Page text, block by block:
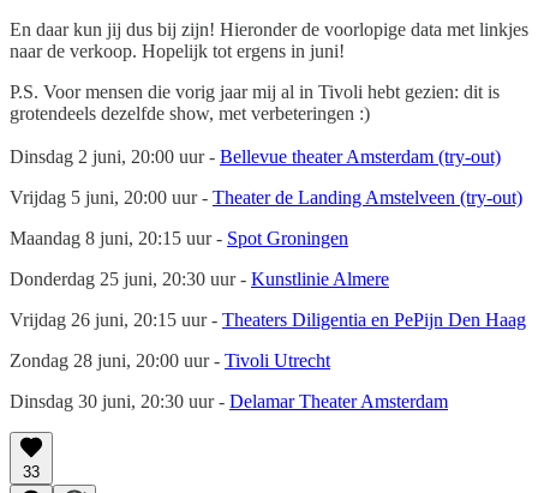
En daar kun jij dus bij zijn! Hieronder de voorlopige data met linkjes
naar de verkoop. Hopelijk tot ergens in juni!
P.S. Voor mensen die vorig jaar mij al in Tivoli hebt gezien: dit is
grotendeels dezelfde show, met verbeteringen :)
Dinsdag 2 juni, 20:00 uur - Bellevue theater Amsterdam (try-out)
Vrijdag 5 juni, 20:00 uur - Theater de Landing Amstelveen (try-out)
Maandag 8 juni, 20:15 uur - Spot Groningen
Donderdag 25 juni, 20:30 uur - Kunstlinie Almere
Vrijdag 26 juni, 20:15 uur - Theaters Diligentia en PePijn Den Haag
Zondag 28 juni, 20:00 uur - Tivoli Utrecht
Dinsdag 30 juni, 20:30 uur - Delamar Theater Amsterdam
33